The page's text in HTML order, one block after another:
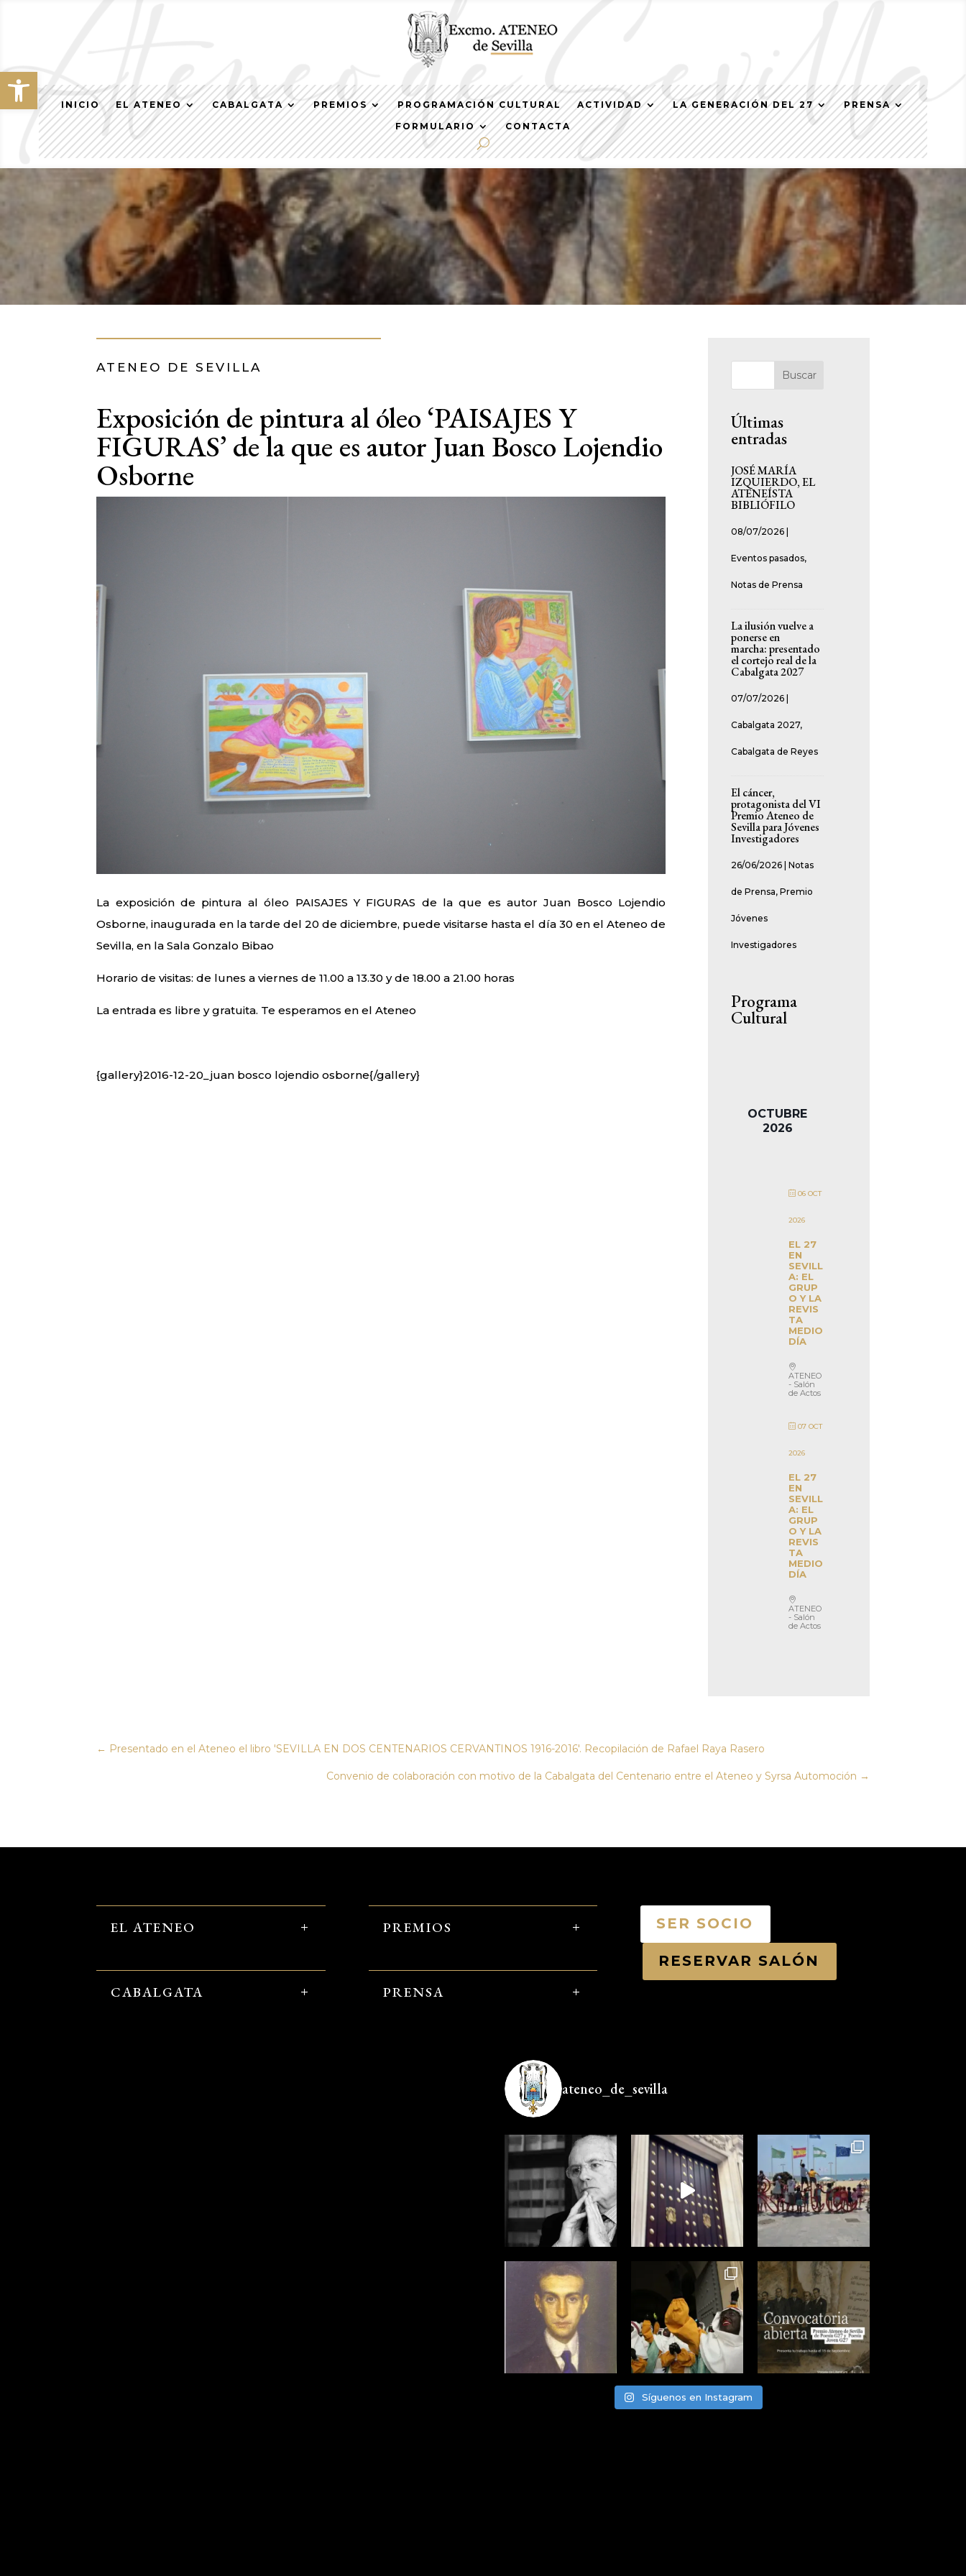
Abrir barra de herramientas
INICIO EL ATENEO CABALGATA PREMIOS PROGRAMACIÓN CULTURAL ACTIVIDAD LA GENERACIÓN DEL 27
PRENSA
FORMULARIO
CONTACTA
ATENEO DE SEVILLA
Exposición de pintura al óleo ‘PAISAJES Y
FIGURAS’ de la que es autor Juan Bosco Lojendio
Osborne
La exposición de pintura al óleo PAISAJES Y FIGURAS de la que es autor Juan Bosco Lojendio
Osborne, inaugurada en la tarde del 20 de diciembre, puede visitarse hasta el día 30 en el Ateneo de
Sevilla, en la Sala Gonzalo Bibao
Horario de visitas: de lunes a viernes de 11.00 a 13.30 y de 18.00 a 21.00 horas
La entrada es libre y gratuita. Te esperamos en el Ateneo
{gallery}2016-12-20_juan bosco lojendio osborne{/gallery}
Buscar
Últimas
entradas
JOSÉ MARÍA
IZQUIERDO, EL
ATENEÍSTA
BIBLIÓFILO
08/07/2026
Eventos pasados,
Notas de Prensa
La ilusión vuelve a
ponerse en
marcha: presentado
el cortejo real de la
Cabalgata 2027
07/07/2026
Cabalgata 2027,
Cabalgata de Reyes
El cáncer,
protagonista del VI
Premio Ateneo de
Sevilla para Jóvenes
Investigadores
26/06/2026 |Notas
de Prensa,Premio
Jóvenes
Investigadores
Programa
Cultural
OCTUBRE
2026
06 OCT
2026
EL 27
EN
SEVILL
A: EL
GRUP
O Y LA
REVIS
TA
MEDIO
DÍA
ATENEO
- Salón
de Actos
07 OCT
2026
EL 27
EN
SEVILL
A: EL
GRUP
O Y LA
REVIS
TA
MEDIO
DÍA
ATENEO
- Salón
de Actos
← Presentado en el Ateneo el libro 'SEVILLA EN DOS CENTENARIOS CERVANTINOS 1916-2016'. Recopilación de Rafael Raya Rasero
Convenio de colaboración con motivo de la Cabalgata del Centenario entre el Ateneo y Syrsa Automoción →
EL ATENEO
CABALGATA
PREMIOS
PRENSA
SER SOCIO
RESERVAR SALÓN
ateneo_de_sevilla
Síguenos en Instagram